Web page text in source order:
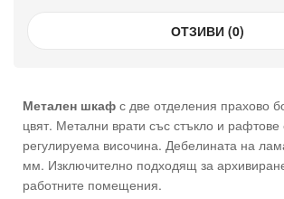
ОТЗИВИ (0)
Метален шкаф с две отделения прахово
цвят. Метални врати със стъкло и рафтове
регулируема височина. Дебелината на
мм. Изключително подходящ за
работните помещения.